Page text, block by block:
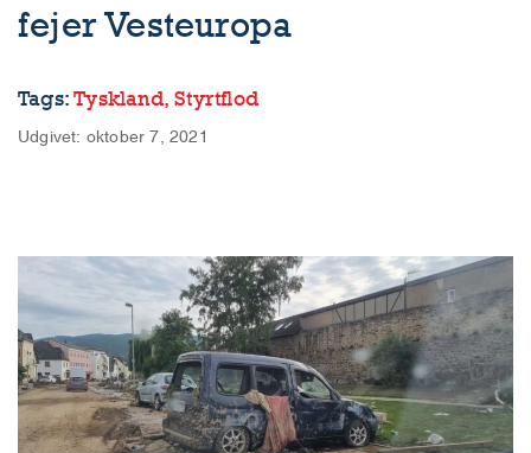
fejer Vesteuropa
Tags:Tyskland,Styrtflod
Udgivet: oktober 7, 2021